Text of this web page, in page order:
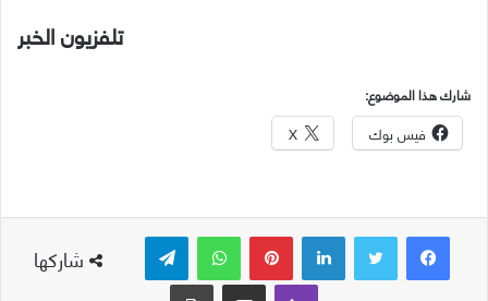
تلفزيون الخبر
شارك هذا الموضوع:
فيس بوك X
شاركها
لينكدإن بينتيريست واتساب
ڤايبر
مشاركة عبر البريد طباعة